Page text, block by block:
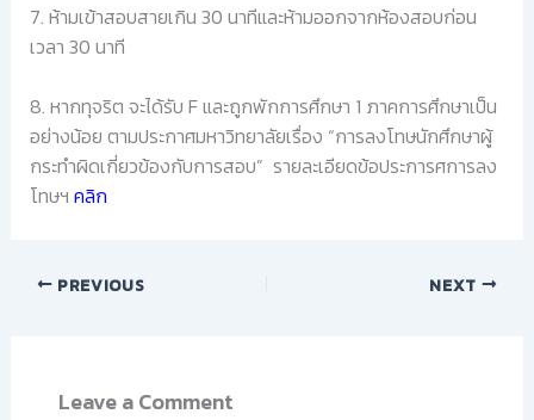
7. ห้ามเข้าสอบสายเกิน 30 นาทีและห้ามออกจากห้องสอบก่อน
เวลา 30 นาที
8. หากทุจริต จะได้รับ F และถูกพักการศึกษา 1 ภาคการศึกษาเป็น
อย่างน้อย ตามประกาศมหาวิทยาลัยเรื่อง “การลงโทษนักศึกษาผู้
กระทำผิดเกี่ยวข้องกับการสอบ” รายละเอียดข้อประการศการลง
โทษฯ คลิก
PREVIOUS NEXT
Leave a Comment